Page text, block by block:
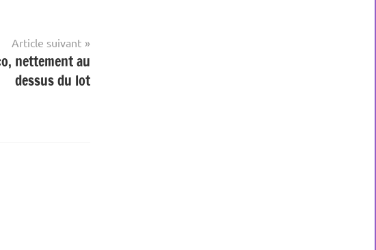
Article suivant
nettement au
dessus du lot